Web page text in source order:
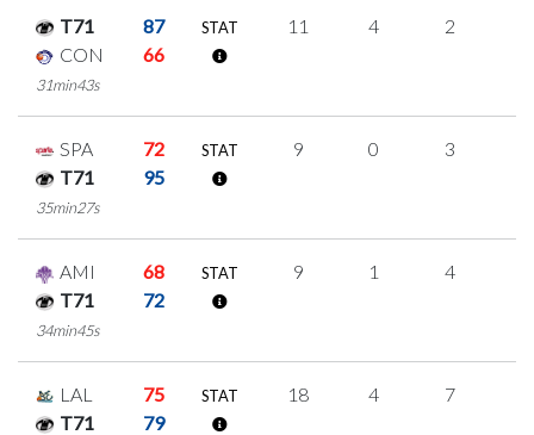
T71
87
CON
66
31min43s
STAT 11 4 2
SPA
72
T71
95
35min27s
STAT 9 0 3
AMI
68
T71
72
34min45s
STAT 9 1 4
LAL
75
T71
79
STAT 18 4 7